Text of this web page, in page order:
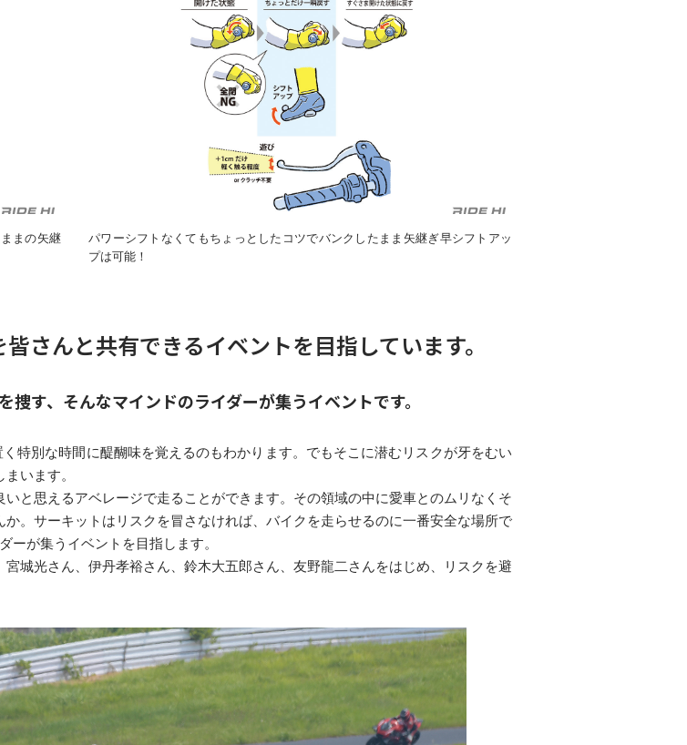
まの矢継
パワーシフトなくてもちょっとしたコツでバンクしたまま矢継ぎ早シフトアッ
プは可能！
さんと共有できるイベントを目指しています。
す、そんなマインドのライダーが集うイベントです。
特別な時間に醍醐味を覚えるのもわかります。でもそこに潜むリスクが牙をむい
います。
と思えるアベレージで走ることができます。その領域の中に愛車とのムリなくそ
。サーキットはリスクを冒さなければ、バイクを走らせるのに一番安全な場所で
ーが集うイベントを目指します。
城光さん、伊丹孝裕さん、鈴木大五郎さん、友野龍二さんをはじめ、リスクを避